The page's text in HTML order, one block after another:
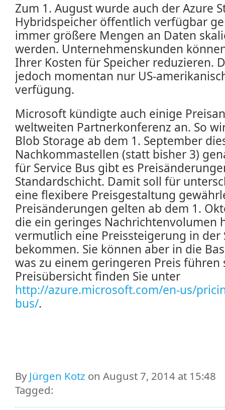
Zum 1. August wurde auch der Azure
Hybridspeicher öffentlich verfügbar
immer größere Mengen an Daten
werden. Unternehmenskunden
Ihrer Kosten für Speicher reduzieren.
jedoch momentan nur US-
verfügung.
Microsoft kündigte auch einige
weltweiten Partnerkonferenz an. So
Blob Storage ab dem 1. September
Nachkommastellen (statt bisher 3)
für Service Bus gibt es
Standardschicht. Damit soll für
eine flexibere Preisgestaltung
Preisänderungen gelten ab dem 1.
die ein geringes Nachrichtenvolumen
vermutlich eine Preissteigerung in der
bekommen. Sie können aber in die
was zu einem geringeren Preis führen
Preisübersicht finden Sie unter
http://azure.microsoft.com/en-us/
bus/.
ByJürgen Kotz on August 7, 2014 at 15:48
Tagged: